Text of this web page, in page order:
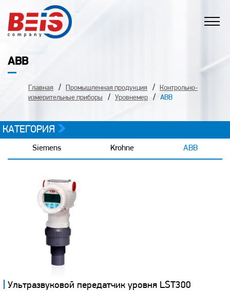
ABB
Главная Промышленная продукция
Контрольно-
измерительные приборы
Уровнемер ABB
КАТЕГОРИЯ
Siemens Krohne ABB
Ультразвуковой передатчик уровня LST300